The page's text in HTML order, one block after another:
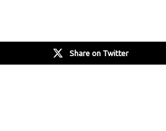
Share on Twitter